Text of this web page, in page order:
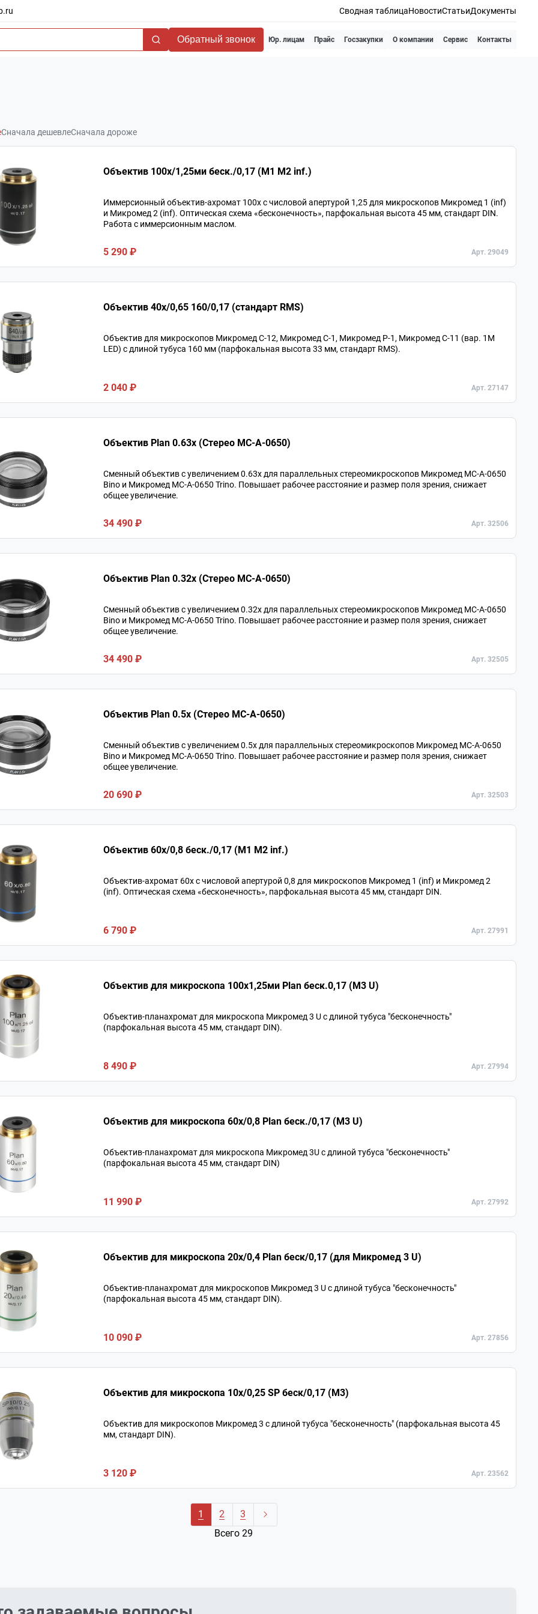
Сводная таблицаНовостиСтатьиДокументы
Обратный звонок Юр. лицам Прайс Госзакупки О компании Сервис Контакты
Сначала дешевлеСначала дороже
Объектив 100х/1,25ми беск./0,17 (М1 М2 inf.)
Иммерсионный объектив-ахромат 100х с числовой апертурой 1,25 для микроскопов Микромед 1 (inf)
и Микромед 2 (inf). Оптическая схема «бесконечность», парфокальная высота 45 мм, стандарт DIN.
Работа с иммерсионным маслом.
5 290 ₽ Арт. 29049
Объектив 40х/0,65 160/0,17 (стандарт RMS)
Объектив для микроскопов Микромед С-12, Микромед С-1, Микромед Р-1, Микромед С-11 (вар. 1М
LED) с длиной тубуса 160 мм (парфокальная высота 33 мм, стандарт RMS).
2 040 ₽ Арт. 27147
Объектив Plan 0.63x (Стерео MC-A-0650)
Сменный объектив с увеличением 0.63х для параллельных стереомикроскопов Микромед MC-A-0650
Bino и Микромед MC-A-0650 Trino. Повышает рабочее расстояние и размер поля зрения, снижает
общее увеличение.
34 490 ₽ Арт. 32506
Объектив Plan 0.32x (Стерео MC-A-0650)
Сменный объектив с увеличением 0.32х для параллельных стереомикроскопов Микромед MC-A-0650
Bino и Микромед MC-A-0650 Trino. Повышает рабочее расстояние и размер поля зрения, снижает
общее увеличение.
34 490 ₽ Арт. 32505
Объектив Plan 0.5x (Стерео MC-A-0650)
Сменный объектив с увеличением 0.5х для параллельных стереомикроскопов Микромед MC-A-0650
Bino и Микромед MC-A-0650 Trino. Повышает рабочее расстояние и размер поля зрения, снижает
общее увеличение.
20 690 ₽ Арт. 32503
Объектив 60х/0,8 беск./0,17 (М1 М2 inf.)
Объектив-ахромат 60х с числовой апертурой 0,8 для микроскопов Микромед 1 (inf) и Микромед 2
(inf). Оптическая схема «бесконечность», парфокальная высота 45 мм, стандарт DIN.
6 790 ₽ Арт. 27991
Объектив для микроскопа 100х1,25ми Plan беск.0,17 (М3 U)
Объектив-планахромат для микроскопа Микромед 3 U с длиной тубуса "бесконечность"
(парфокальная высота 45 мм, стандарт DIN).
8 490 ₽ Арт. 27994
Объектив для микроскопа 60х/0,8 Plan беск./0,17 (М3 U)
Объектив-планахромат для микроскопа Микромед 3U с длиной тубуса "бесконечность"
(парфокальная высота 45 мм, стандарт DIN)
11 990 ₽ Арт. 27992
Объектив для микроскопа 20х/0,4 Plan беск/0,17 (для Микромед 3 U)
Объектив-планахромат для микроскопов Микромед 3 U с длиной тубуса "бесконечность"
(парфокальная высота 45 мм, стандарт DIN).
10 090 ₽ Арт. 27856
Объектив для микроскопа 10х/0,25 SP беск/0,17 (М3)
Объектив для микроскопов Микромед 3 с длиной тубуса "бесконечность" (парфокальная высота 45
мм, стандарт DIN).
3 120 ₽ Арт. 23562
1 2
3
Всего 29